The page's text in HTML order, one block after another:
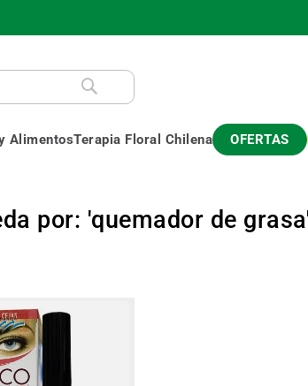
AlimentosTerapia Floral Chilena OFERTAS
por: 'quemador de